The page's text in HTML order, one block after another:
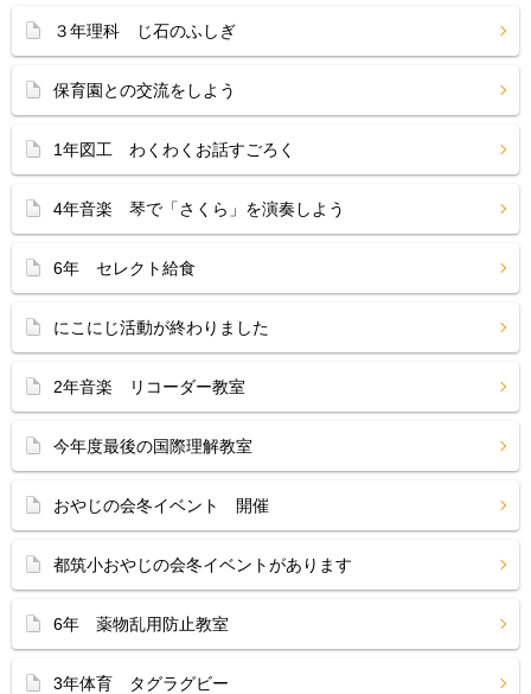
３年理科 じ石のふしぎ
保育園との交流をしよう
1年図工 わくわくお話すごろく
4年音楽 琴で「さくら」を演奏しよう
6年 セレクト給食
にこにじ活動が終わりました
2年音楽 リコーダー教室
今年度最後の国際理解教室
おやじの会冬イベント 開催
都筑小おやじの会冬イベントがあります
6年 薬物乱用防止教室
3年体育 タグラグビー